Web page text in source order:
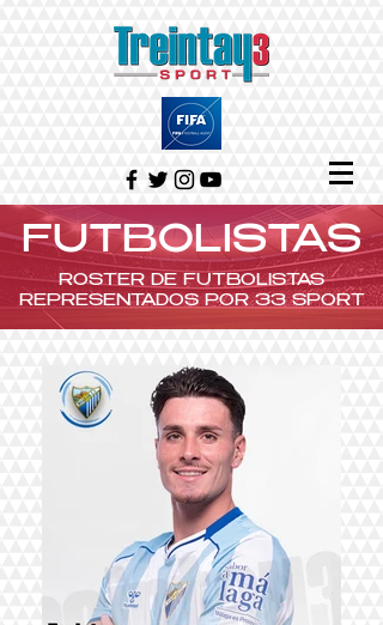
FUTBOLISTAS
ROSTER DE FUTBOLISTAS
REPRESENTADOS POR 33 SPORT